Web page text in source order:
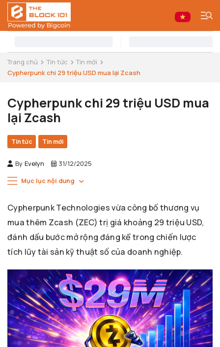
Trang chủ Tin tức
Tin mới
Cypherpunk chi 29 triệu USD mua lại Zcash
Cypherpunk chi 29 triệu USD mua
lại Zcash
Tin tức Tin mới
By Evelyn 31/12/2025
Mục lục nội dung
Cypherpunk Technologies vừa công bố thương vụ
mua thêm Zcash (ZEC) trị giá khoảng 29 triệu USD,
đánh dấu bước mở rộng đáng kể trong chiến lược
tích lũy tài sản kỹ thuật số của doanh nghiệp.